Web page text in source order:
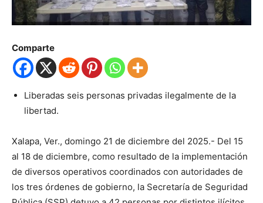
Comparte
Liberadas seis personas privadas ilegalmente de la
libertad.
Xalapa, Ver., domingo 21 de diciembre del 2025.- Del 15
al 18 de diciembre, como resultado de la implementación
de diversos operativos coordinados con autoridades de
los tres órdenes de gobierno, la Secretaría de Seguridad